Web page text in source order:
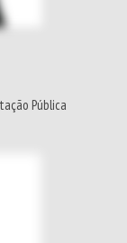
Pública